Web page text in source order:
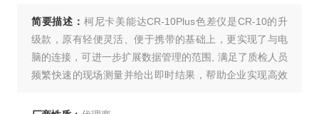
简要描述：柯尼卡美能达CR-10Plus色差仪是CR-10的升
级款，原有轻便灵活、便于携带的基础上，更实现了与电
脑的连接，可进一步扩展数据管理的范围, 满足了质检人员
频繁快速的现场测量并给出即时结果，帮助企业实现高效
只需操作三步：仅需开机、测量目标、测量样品即可，仪